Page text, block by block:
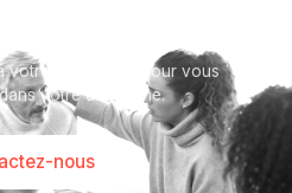
votre disposition pour vous
votre démarche.
nous